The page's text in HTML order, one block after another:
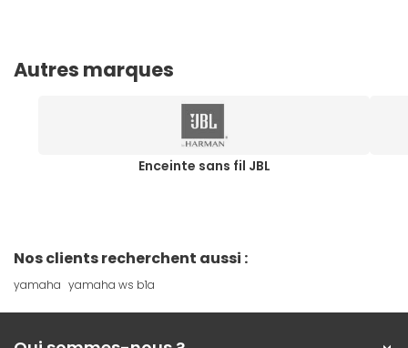
Autres marques
Enceinte sans fil JBL
Nos clients recherchent aussi :
yamaha yamaha ws b1a